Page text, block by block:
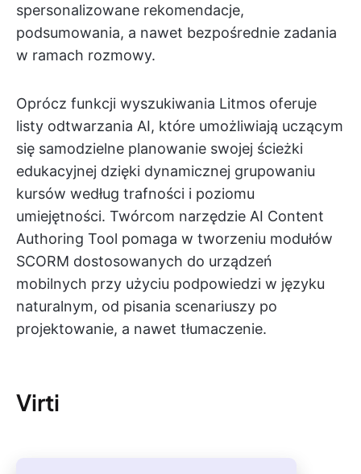
spersonalizowane rekomendacje,
podsumowania, a nawet bezpośrednie zadania
w ramach rozmowy.
Oprócz funkcji wyszukiwania Litmos oferuje
listy odtwarzania AI, które umożliwiają uczącym
się samodzielne planowanie swojej ścieżki
edukacyjnej dzięki dynamicznej grupowaniu
kursów według trafności i poziomu
umiejętności. Twórcom narzędzie AI Content
Authoring Tool pomaga w tworzeniu modułów
SCORM dostosowanych do urządzeń
mobilnych przy użyciu podpowiedzi w języku
naturalnym, od pisania scenariuszy po
projektowanie, a nawet tłumaczenie.
Virti